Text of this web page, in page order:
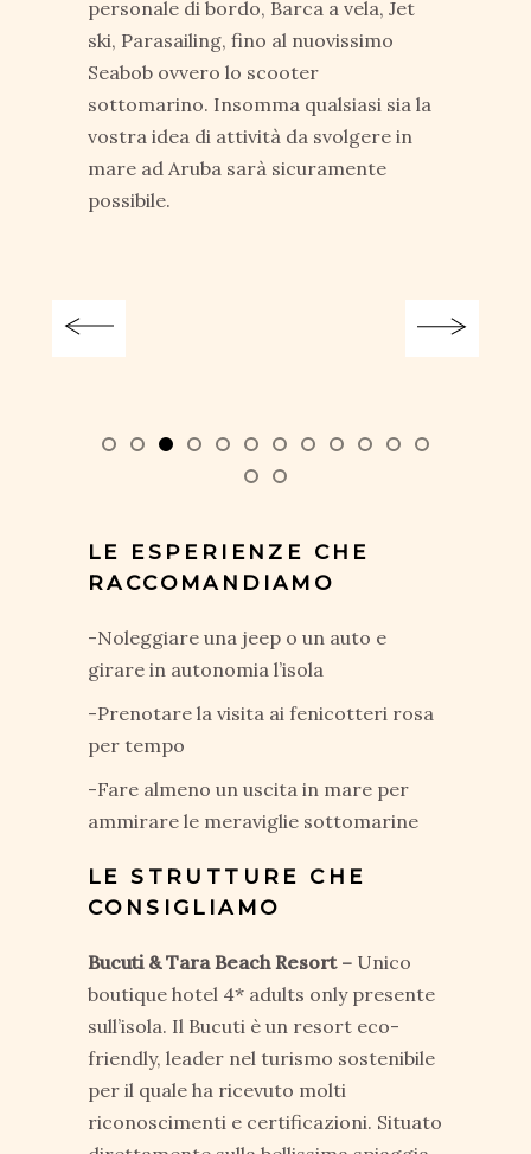
personale di bordo, Barca a vela, Jet
ski, Parasailing, fino al nuovissimo
Seabob ovvero lo scooter
sottomarino. Insomma qualsiasi sia la
vostra idea di attività da svolgere in
mare ad Aruba sarà sicuramente
possibile.
LE ESPERIENZE CHE
RACCOMANDIAMO
-Noleggiare una jeep o un auto e
girare in autonomia l’isola
-Prenotare la visita ai fenicotteri rosa
per tempo
-Fare almeno un uscita in mare per
ammirare le meraviglie sottomarine
LE STRUTTURE CHE
CONSIGLIAMO
Bucuti & Tara Beach Resort – Unico
boutique hotel 4* adults only presente
sull’isola. Il Bucuti è un resort eco-
friendly, leader nel turismo sostenibile
per il quale ha ricevuto molti
riconoscimenti e certificazioni. Situato